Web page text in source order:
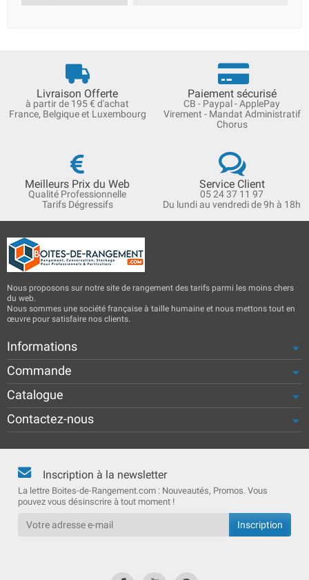
Livraison Offerte
à partir de 195 € d'achat
France, Belgique et Luxembourg
Paiement sécurisé
CB - Paypal - ApplePay
Virement - Mandat Administratif
Chorus
Meilleurs Prix du Web
Qualité Professionnelle
Tarifs Dégressifs
Service Client
05 24 37 11 97
Du lundi au vendredi de 9h à 18h
Nous proposons sur notre site de rangement des tarifs parmi les moins chers
du web.
Nous sommes une société française à taille humaine et nous mettons tout en
œuvre pour satisfaire nos clients.
Informations
Commande
Catalogue
Contactez-nous
Inscription à la newsletter
La lettre Boites-de-Rangement.com : Nouveautés, Promos. Vous
pouvez vous désinscrire à tout moment !